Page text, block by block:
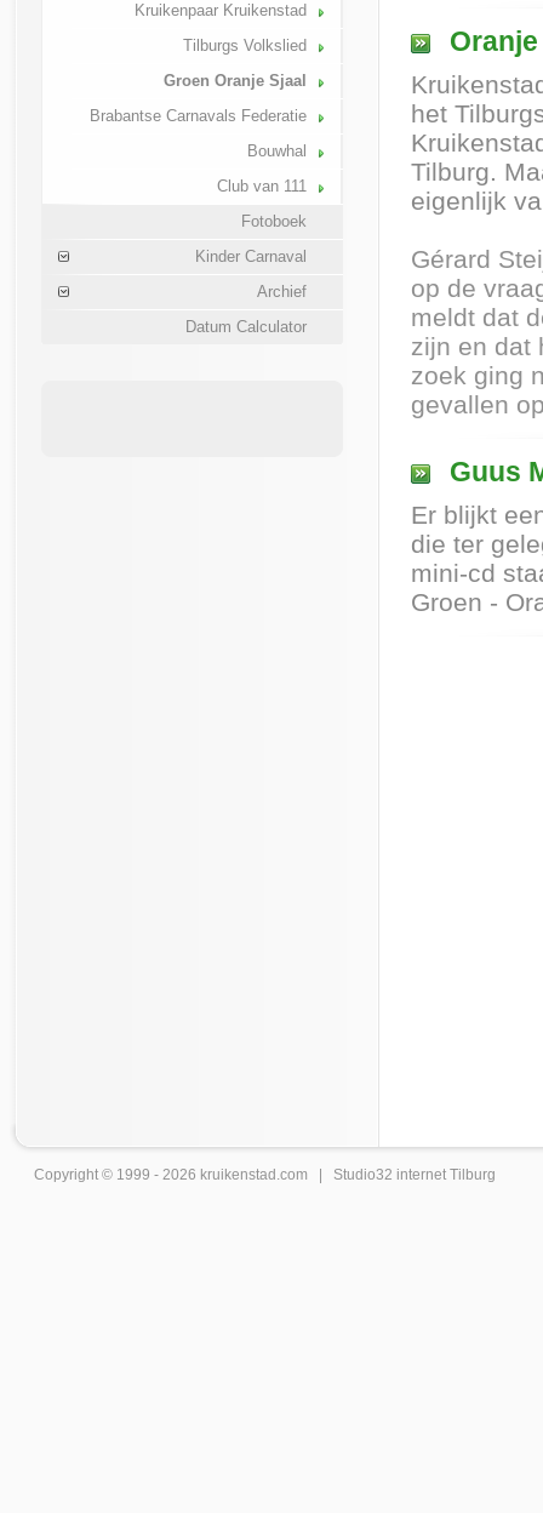
Kruikenpaar Kruikenstad
Tilburgs Volkslied
Groen Oranje Sjaal
Brabantse Carnavals Federatie
Bouwhal
Club van 111
Fotoboek
Kinder Carnaval
Archief
Datum Calculator
het
Tilburg.
eigenlijk
Gérard
op de
meldt dat
zijn en dat
zoek ging
gevallen
Guus
Er blijkt
die ter
mini-cd
Groen -
Copyright © 1999 - 2026 kruikenstad .com | Studio32 internet Tilburg